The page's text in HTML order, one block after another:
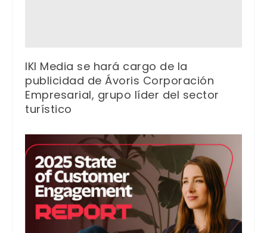
IKI Media se hará cargo de la
publicidad de Ávoris Corporación
Empresarial, grupo líder del sector
turístico